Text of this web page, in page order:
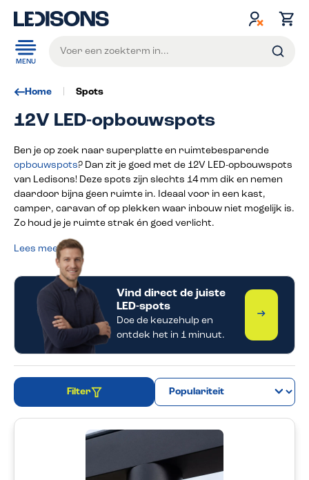
hoofdinhoud
MENU
Home Spots
12V LED-opbouwspots
Ben je op zoek naar superplatte en ruimtebesparende
opbouwspots? Dan zit je goed met de 12V LED-opbouwspots
van Ledisons! Deze spots zijn slechts 14 mm dik en nemen
daardoor bijna geen ruimte in. Ideaal voor in een kast,
camper, caravan of op plekken waar inbouw niet mogelijk is.
Zo houd je je ruimte strak én goed verlicht.
Lees meer
Vind direct de juiste
LED-spots
Doe de keuzehulp en
ontdek het in 1 minuut.
Start de
Filter